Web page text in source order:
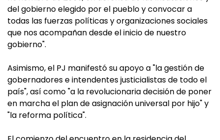
del gobierno elegido por el pueblo y convocar a
todas las fuerzas políticas y organizaciones sociales
que nos acompañan desde el inicio de nuestro
gobierno".
Asimismo, el PJ manifestó su apoyo a "la gestión de
gobernadores e intendentes justicialistas de todo el
país", así como "a la revolucionaria decisión de poner
en marcha el plan de asignación universal por hijo" y
"la reforma política".